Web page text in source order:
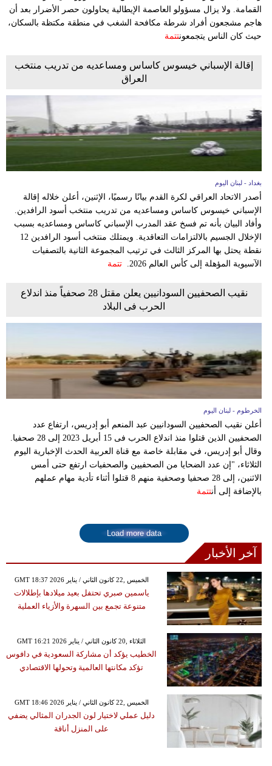
القمامة. ولا يزال مسؤولو العاصمة الإيطالية يحاولون حصر الأضرار بعد أن
هاجم مشجعون أفراد شرطة مكافحة الشغب في منطقة مكتظة بالسكان،
حيث كان الناس يتجمعونتتمة
إقالة الإسباني خيسوس كاساس ومساعديه من تدريب منتخب
العراق
بغداد - لبنان اليوم
أصدر الاتحاد العراقي لكرة القدم بيانًا رسميًا، الإثنين، أعلن خلاله إقالة
الإسباني خيسوس كاساس ومساعديه من تدريب منتخب أسود الرافدين.
وأفاد البيان بأنه تم فسخ عقد المدرب الإسباني كاساس ومساعديه بسبب
الإخلال الجسيم بالالتزامات التعاقدية. ويمتلك منتخب أسود الرافدين 12
نقطة يحتل بها المركز الثالث في ترتيب المجموعة الثانية بالتصفيات
الآسيوية المؤهلة إلى كأس العالم 2026.
تتمة
نقيب الصحفيين السودانيين يعلن مقتل 28 صحفياً منذ اندلاع
الحرب فى البلاد
الخرطوم - لبنان اليوم
أعلن نقيب الصحفيين السودانيين عبد المنعم أبو إدريس، ارتفاع عدد
الصحفيين الذين قتلوا منذ اندلاع الحرب فى 15 أبريل 2023 إلى 28 صحفيا.
وقال أبو إدريس، في مقابلة خاصة مع قناة العربية الحدث الإخبارية اليوم
الثلاثاء، "إن عدد الضحايا من الصحفيين والصحفيات ارتفع حتى أمس
الاثنين، إلى 28 صحفيا وصحفية منهم 8 قتلوا أثناء تأدية مهام عملهم
بالإضافة إلى أنتتمة
Load more data
آخر الأخبار
GMT 18:37 2026 الخميس ,22 كانون الثاني / يناير
ياسمين صبري تحتفل بعيد ميلادها بإطلالات
متنوعة تجمع بين السهرة والأزياء العملية
GMT 16:21 2026 الثلاثاء ,20 كانون الثاني / يناير
الخطيب يؤكد أن مشاركة السعودية في دافوس
تؤكد مكانتها العالمية وتحولها الاقتصادي
GMT 18:46 2026 الخميس ,22 كانون الثاني / يناير
دليل عملي لاختيار لون الجدران المثالي يضفي
على المنزل أناقة